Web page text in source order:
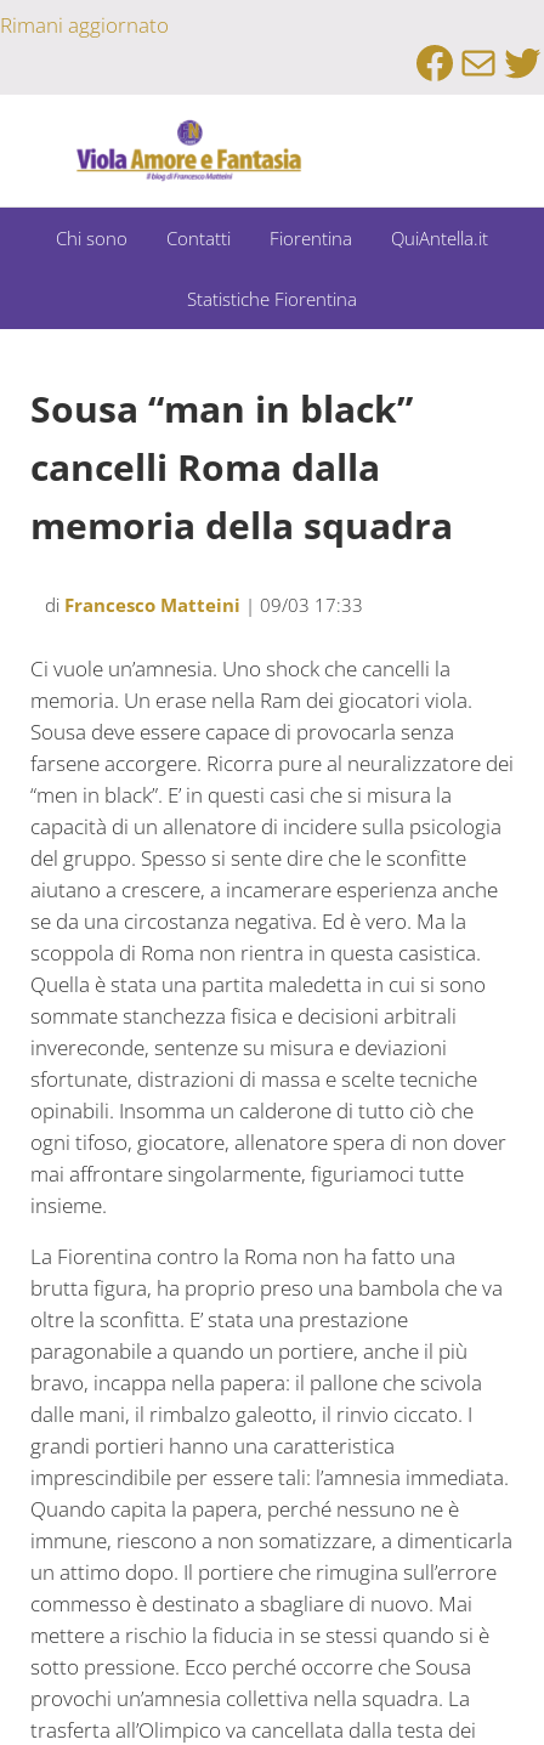
Passa al contenuto principale
Skip to after header navigation
Skip to site footer
Rimani aggiornato
Viola Amore e Fantasia
Chi sono Contatti Fiorentina QuiAntella.it
Statistiche Fiorentina
Sousa “man in black”
cancelli Roma dalla
memoria della squadra
di Francesco Matteini | 09/03 17:33
Ci vuole un’amnesia. Uno shock che cancelli la
memoria. Un erase nella Ram dei giocatori viola.
Sousa deve essere capace di provocarla senza
farsene accorgere. Ricorra pure al neuralizzatore dei
“men in black”. E’ in questi casi che si misura la
capacità di un allenatore di incidere sulla psicologia
del gruppo. Spesso si sente dire che le sconfitte
aiutano a crescere, a incamerare esperienza anche
se da una circostanza negativa. Ed è vero. Ma la
scoppola di Roma non rientra in questa casistica.
Quella è stata una partita maledetta in cui si sono
sommate stanchezza fisica e decisioni arbitrali
invereconde, sentenze su misura e deviazioni
sfortunate, distrazioni di massa e scelte tecniche
opinabili. Insomma un calderone di tutto ciò che
ogni tifoso, giocatore, allenatore spera di non dover
mai affrontare singolarmente, figuriamoci tutte
insieme.
La Fiorentina contro la Roma non ha fatto una
brutta figura, ha proprio preso una bambola che va
oltre la sconfitta. E’ stata una prestazione
paragonabile a quando un portiere, anche il più
bravo, incappa nella papera: il pallone che scivola
dalle mani, il rimbalzo galeotto, il rinvio ciccato. I
grandi portieri hanno una caratteristica
imprescindibile per essere tali: l’amnesia immediata.
Quando capita la papera, perché nessuno ne è
immune, riescono a non somatizzare, a dimenticarla
un attimo dopo. Il portiere che rimugina sull’errore
commesso è destinato a sbagliare di nuovo. Mai
mettere a rischio la fiducia in se stessi quando si è
sotto pressione. Ecco perché occorre che Sousa
provochi un’amnesia collettiva nella squadra. La
trasferta all’Olimpico va cancellata dalla testa dei